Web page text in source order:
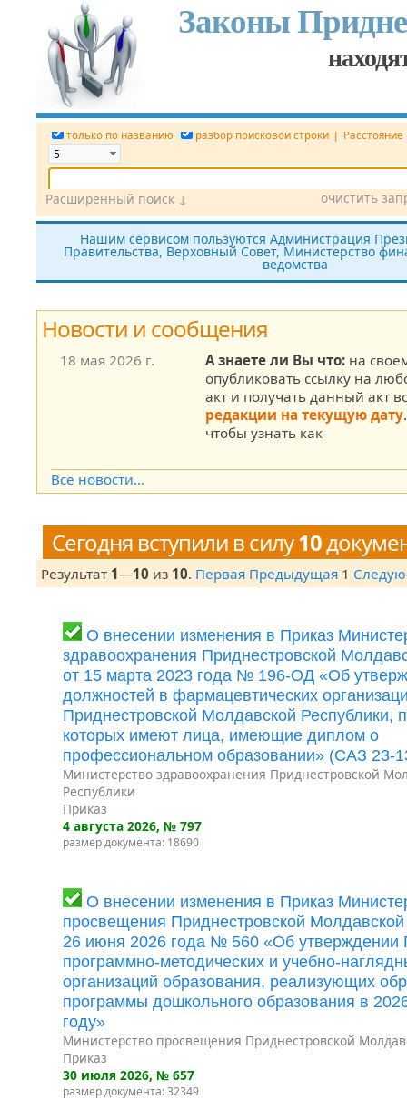
Законы
только по названию разбор поисковой строки |
Номер док. Дата
Принявший орган Источник (САЗ)
все редакции показать утратившие силу без
очистить
Расширенный поиск ↓
Нашим сервисом пользуются Администрация
Правительства, Верховный Совет, Министерство
ведомства
Новости и сообщения
18 мая 2026 г. А знаете ли Вы что: на
опубликовать ссылку на
акт и получать данный акт
редакции на текущую дату
чтобы узнать как
Все новости...
Сегодня вступили в силу10
Результат 1—10 из 10. Первая Предыдущая 1
О внесении изменения в Приказ
здравоохранения Приднестровской
от 15 марта 2023 года № 196-ОД «Об
должностей в фармацевтических
Приднестровской Молдавской Республики,
которых имеют лица, имеющие диплом о
профессиональном образовании» (САЗ 23-
Министерство здравоохранения Приднестровской
Республики
Приказ
4 августа 2026, № 797
размер документа: 18690
О внесении изменения в Приказ
просвещения Приднестровской Молдавской
26 июня 2026 года № 560 «Об утверждении
программно-методических и учебно-
организаций образования, реализующих
программы дошкольного образования в
году»
Министерство просвещения Приднестровской
Приказ
30 июля 2026, № 657
размер документа: 32349